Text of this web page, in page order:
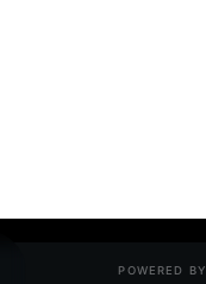
POWERED BY